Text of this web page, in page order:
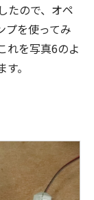
たので、オペ
プを使ってみ
れを写真6のよ
。